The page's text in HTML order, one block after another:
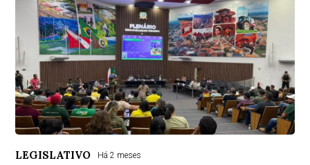
LEGISLATIVO Há 2 meses